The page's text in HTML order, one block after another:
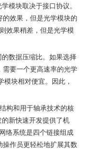
模块取决于接口协议。
效果，但是光学模块的
效果稍差，但是光学模
数据压缩比。如果选择
需要一个更高速率的光学
模块相对便宜。因此，
构和用于轴承技术的核
新快速开发提供了机
络系统是四个链接组成
作员更轻松地扩展其数